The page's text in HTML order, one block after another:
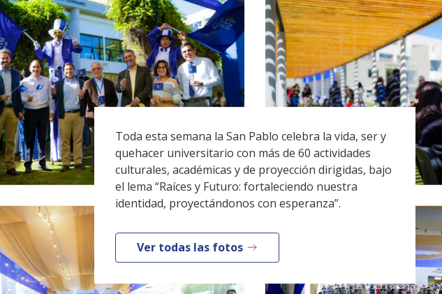
Toda esta semana la San Pablo celebra la vida, ser y
quehacer universitario con más de 60 actividades
culturales, académicas y de proyección dirigidas, bajo
el lema “Raíces y Futuro: fortaleciendo nuestra
identidad, proyectándonos con esperanza”.
Ver todas las fotos